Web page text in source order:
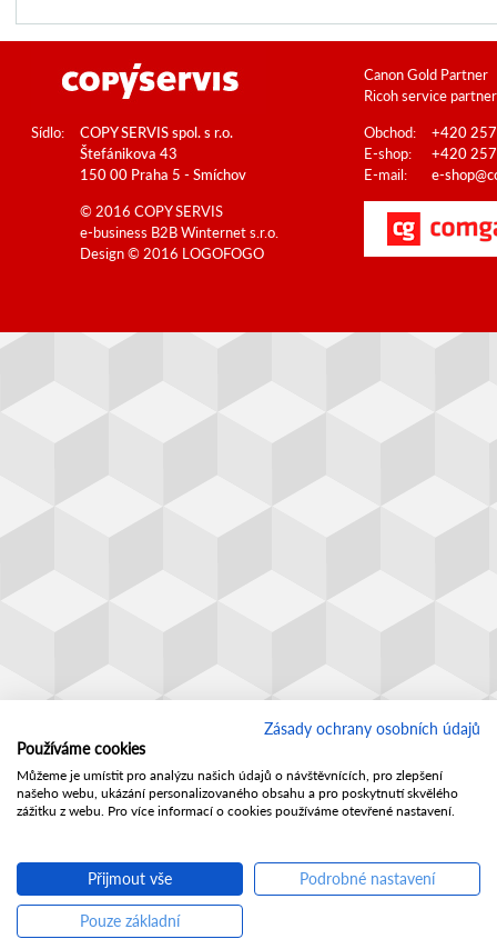
Canon Gold Partner
Ricoh service partner
Sídlo:
COPY SERVIS spol. s r.o.
Štefánikova 43
150 00 Praha 5 - Smíchov
Obchod:
+420
E-shop:
+420
E-mail:
e-
© 2016 COPY SERVIS
e-business B2BWinternet s.r.o.
Design © 2016 LOGOFOGO
Zásady ochrany osobních údajů
Používáme cookies
Můžeme je umístit pro analýzu našich údajů o návštěvnících, pro zlepšení
našeho webu, ukázání personalizovaného obsahu a pro poskytnutí skvělého
zážitku z webu. Pro více informací o cookies používáme otevřené nastavení.
Přijmout vše Podrobné nastavení
Pouze základní